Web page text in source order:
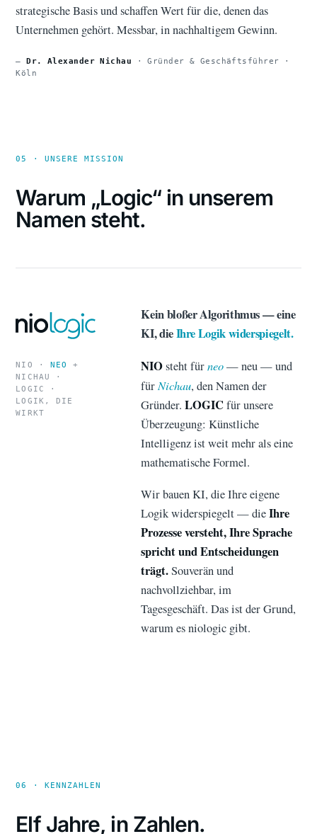
strategische Basis und schaffen Wert für die, denen das
Unternehmen gehört. Messbar, in nachhaltigem Gewinn.
—Dr. Alexander Nichau · Gründer & Geschäftsführer ·
Köln
05 · UNSERE MISSION
Warum „Logic“ in unserem
Namen steht.
NIO · NEO
+
NICHAU ·
LOGIC ·
LOGIK, DIE
WIRKT
Kein bloßer Algorithmus — eine
KI, dieIhre Logik widerspiegelt.
NIOsteht fürneo— neu — und
fürNichau, den Namen der
Gründer.LOGICfür unsere
Überzeugung: Künstliche
Intelligenz ist weit mehr als eine
mathematische Formel.
Wir bauen KI, die Ihre eigene
Logik widerspiegelt — dieIhre
Prozesse versteht, Ihre Sprache
spricht und Entscheidungen
trägt.Souverän und
nachvollziehbar, im
Tagesgeschäft. Das ist der Grund,
warum es niologic gibt.
06 · KENNZAHLEN
Elf Jahre, in Zahlen.